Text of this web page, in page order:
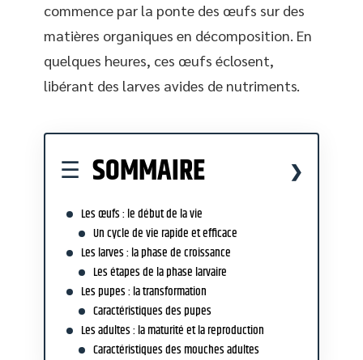
commence par la ponte des œufs sur des
matières organiques en décomposition. En
quelques heures, ces œufs éclosent,
libérant des larves avides de nutriments.
SOMMAIRE
Les œufs : le début de la vie
Un cycle de vie rapide et efficace
Les larves : la phase de croissance
Les étapes de la phase larvaire
Les pupes : la transformation
Caractéristiques des pupes
Les adultes : la maturité et la reproduction
Caractéristiques des mouches adultes